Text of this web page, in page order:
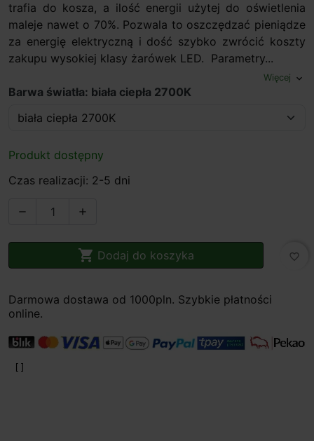
trafia do kosza, a ilość energii użytej do oświetlenia
maleje nawet o 70%. Pozwala to oszczędzać pieniądze
za energię elektryczną i dość szybko zwrócić koszty
zakupu wysokiej klasy żarówek LED. Parametry...
Więcej expand_more
Barwa światła: biała ciepła 2700K
Produkt dostępny
Czas realizacji: 2-5 dni
 
 Dodaj do koszyka favorite_border
Darmowa dostawa od 1000pln. Szybkie płatności
online.